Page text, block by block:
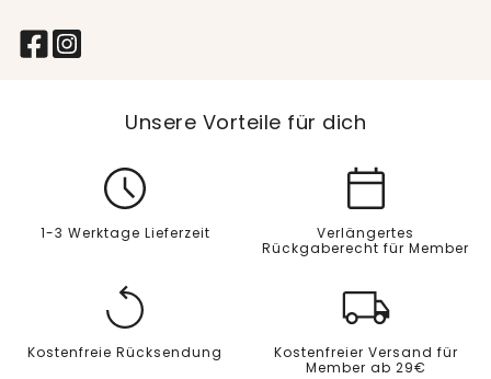
Unsere Vorteile für dich
1-3 Werktage Lieferzeit
Verlängertes
Rückgaberecht für Member
Kostenfreie Rücksendung
Kostenfreier Versand für
Member ab 29€